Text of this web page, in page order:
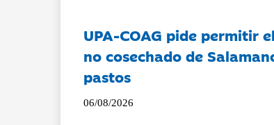
UPA-COAG pide permitir
no cosechado de
pastos
06/08/2026